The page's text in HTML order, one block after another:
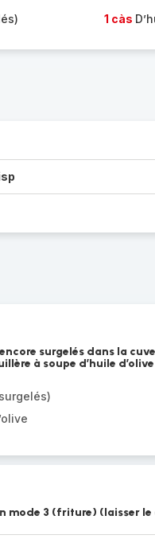
1 càs
surgelés dans la
à soupe d’huile
mode 3 (friture) (laisser